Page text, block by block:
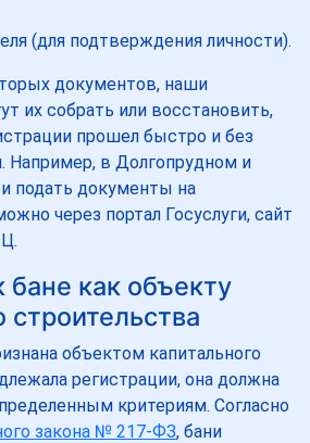
(для подтверждения личности).
документов, наши
их собрать или восстановить,
прошел быстро и без
Например, в Долгопрудном и
подать документы на
через портал Госуслуги, сайт
бане как объекту
строительства
объектом капитального
регистрации, она должна
критериям. Согласно
закона № 217-ФЗ, бани